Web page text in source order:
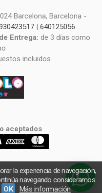
Barcelona, Barcelona -
| 640125056
Entrega: de 3 días como
incluidos
aceptados
la experiencia de navegación,
navegando consideramos
OK Más información